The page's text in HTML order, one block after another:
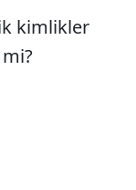
kimlikler